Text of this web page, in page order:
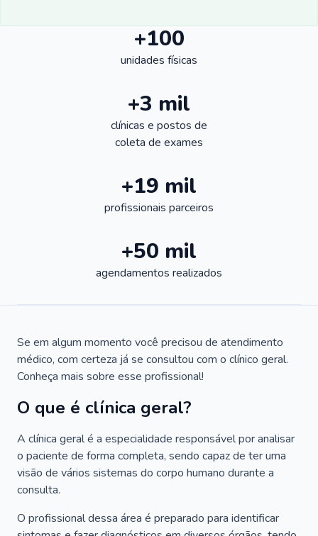
+100
unidades físicas
+3 mil
clínicas e postos de
coleta de exames
+19 mil
profissionais parceiros
+50 mil
agendamentos realizados
Se em algum momento você precisou de atendimento
médico, com certeza já se consultou com o clínico geral.
Conheça mais sobre esse profissional!
O que é clínica geral?
A clínica geral é a especialidade responsável por analisar
o paciente de forma completa, sendo capaz de ter uma
visão de vários sistemas do corpo humano durante a
consulta.
O profissional dessa área é preparado para identificar